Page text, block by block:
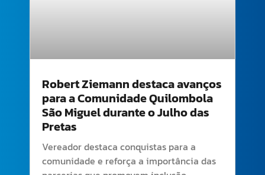
Robert Ziemann destaca avanços
para a Comunidade Quilombola
São Miguel durante o Julho das
Pretas
Vereador destaca conquistas para a
comunidade e reforça a importância das